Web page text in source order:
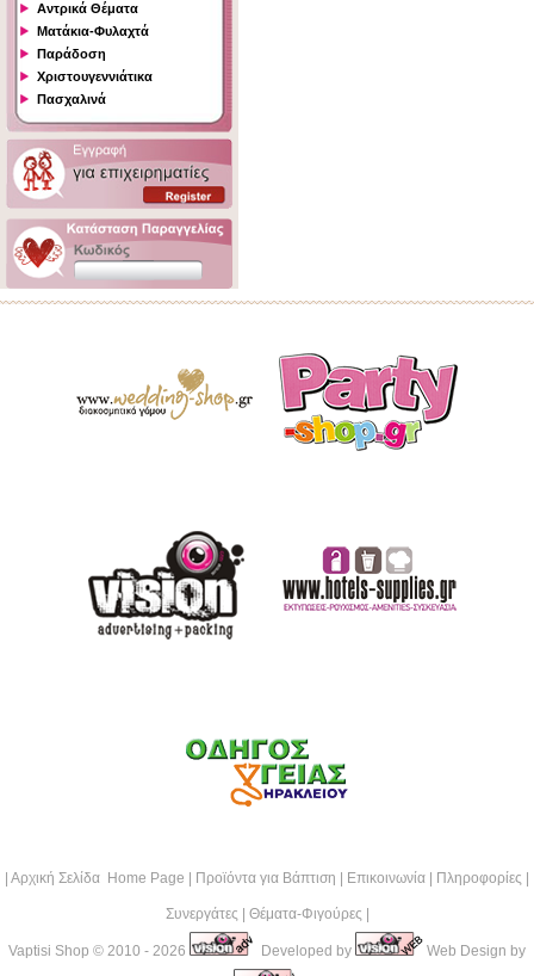
Αντρικά Θέματα
Ματάκια-Φυλαχτά
Παράδοση
Χριστουγεννιάτικα
Πασχαλινά
Αρχική Σελίδα Home Page Προϊόντα για Βάπτιση Επικοινωνία Πληροφορίες
Συνεργάτες Θέματα-Φιγούρες
Vaptisi Shop © 2010 - 2026 Developed by Web Design by